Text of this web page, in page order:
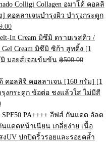
Colligi Collagen อมาโด้ คอลลิ
คอลลาเจนบำรุงผิว บำรุงกระดูก
Current
price
is:
฿1,099.00.
In Cream มิซึมิ ดรายเรสคิว /
Gel Cream มิซึมิ ซิก้า สูทติ้ง [1
มอยส์เจอเข้มข้น ฿500.00
คอลลิจิ คอลลาเจน [160 กรัม] [1
งกระดูก ข้อต่อ ชงแล้วใส ไม่มีสี
Current
price
is:
฿419.00.
SPF50 PA++++ อีฟส์ กันแดด อัลต
แดดหน้าเนียน เกลี่ยง่าย เนื้อ
งUV ปกปิดริ้วรอยและรอยคล้ำ